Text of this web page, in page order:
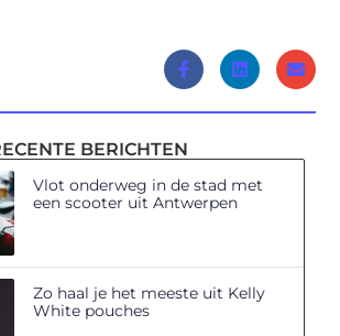
BERICHTEN
Vlot onderweg in de stad met
een scooter uit Antwerpen
Zo haal je het meeste uit Kelly
White pouches